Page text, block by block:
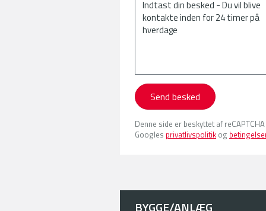
Send besked
Denne side er beskyttet af
Googles privatlivspolitik og
BYGGE/ANLÆG